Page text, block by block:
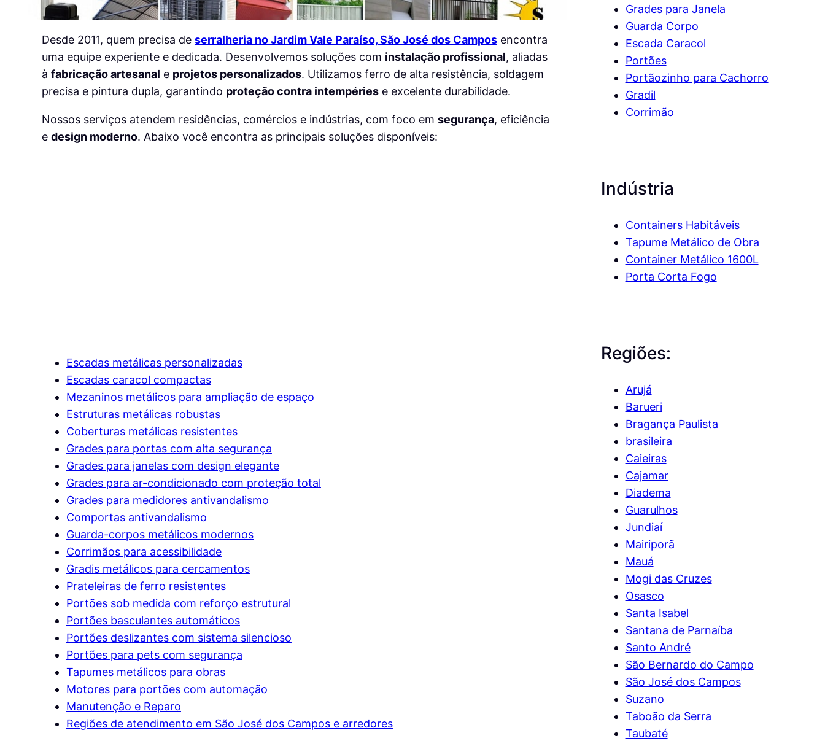
Desde 2011, quem precisa de serralheria no Jardim Vale Paraíso, São José dos Camposencontra
uma equipe experiente e dedicada. Desenvolvemos soluções com instalação profissional, aliadas
à fabricação artesanal e projetos personalizados. Utilizamos ferro de alta resistência, soldagem
precisa e pintura dupla, garantindo proteção contra intempériese excelente durabilidade.
Nossos serviços atendem residências, comércios e indústrias, com foco em segurança, eficiência
e design moderno. Abaixo você encontra as principais soluções disponíveis:
Escadas metálicas personalizadas
Escadas caracol compactas
Mezaninos metálicos para ampliação de espaço
Estruturas metálicas robustas
Coberturas metálicas resistentes
Grades para portas com alta segurança
Grades para janelas com design elegante
Grades para ar-condicionado com proteção total
Grades para medidores antivandalismo
Comportas antivandalismo
Guarda-corpos metálicos modernos
Corrimãos para acessibilidade
Gradis metálicos para cercamentos
Prateleiras de ferro resistentes
Portões sob medida com reforço estrutural
Portões basculantes automáticos
Portões deslizantes com sistema silencioso
Portões para pets com segurança
Tapumes metálicos para obras
Motores para portões com automação
Manutenção e Reparo
Regiões de atendimento em São José dos Campos e arredores
Grades para Janela
Guarda Corpo
Escada Caracol
Portões
Portãozinho para Cachorro
Gradil
Corrimão
Indústria
Containers Habitáveis
Tapume Metálico de Obra
Container Metálico 1600L
Porta Corta Fogo
Regiões:
Arujá
Barueri
Bragança Paulista
brasileira
Caieiras
Cajamar
Diadema
Guarulhos
Jundiaí
Mairiporã
Mauá
Mogi das Cruzes
Osasco
Santa Isabel
Santana de Parnaíba
Santo André
São Bernardo do Campo
São José dos Campos
Suzano
Taboão da Serra
Taubaté